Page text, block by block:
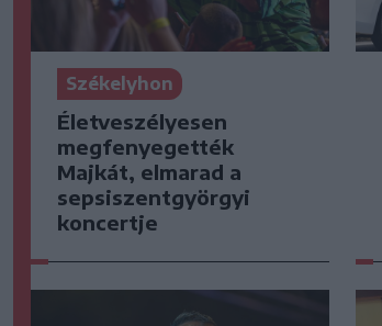
Székelyhon
Életveszélyesen
megfenyegették
Majkát, elmarad a
sepsiszentgyörgyi
koncertje